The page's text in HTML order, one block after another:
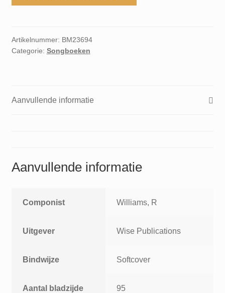
aantal
Artikelnummer: BM23694
Categorie: Songboeken
Aanvullende informatie
Aanvullende informatie
Componist Williams, R
Uitgever Wise Publications
Bindwijze Softcover
Aantal bladzijde 95